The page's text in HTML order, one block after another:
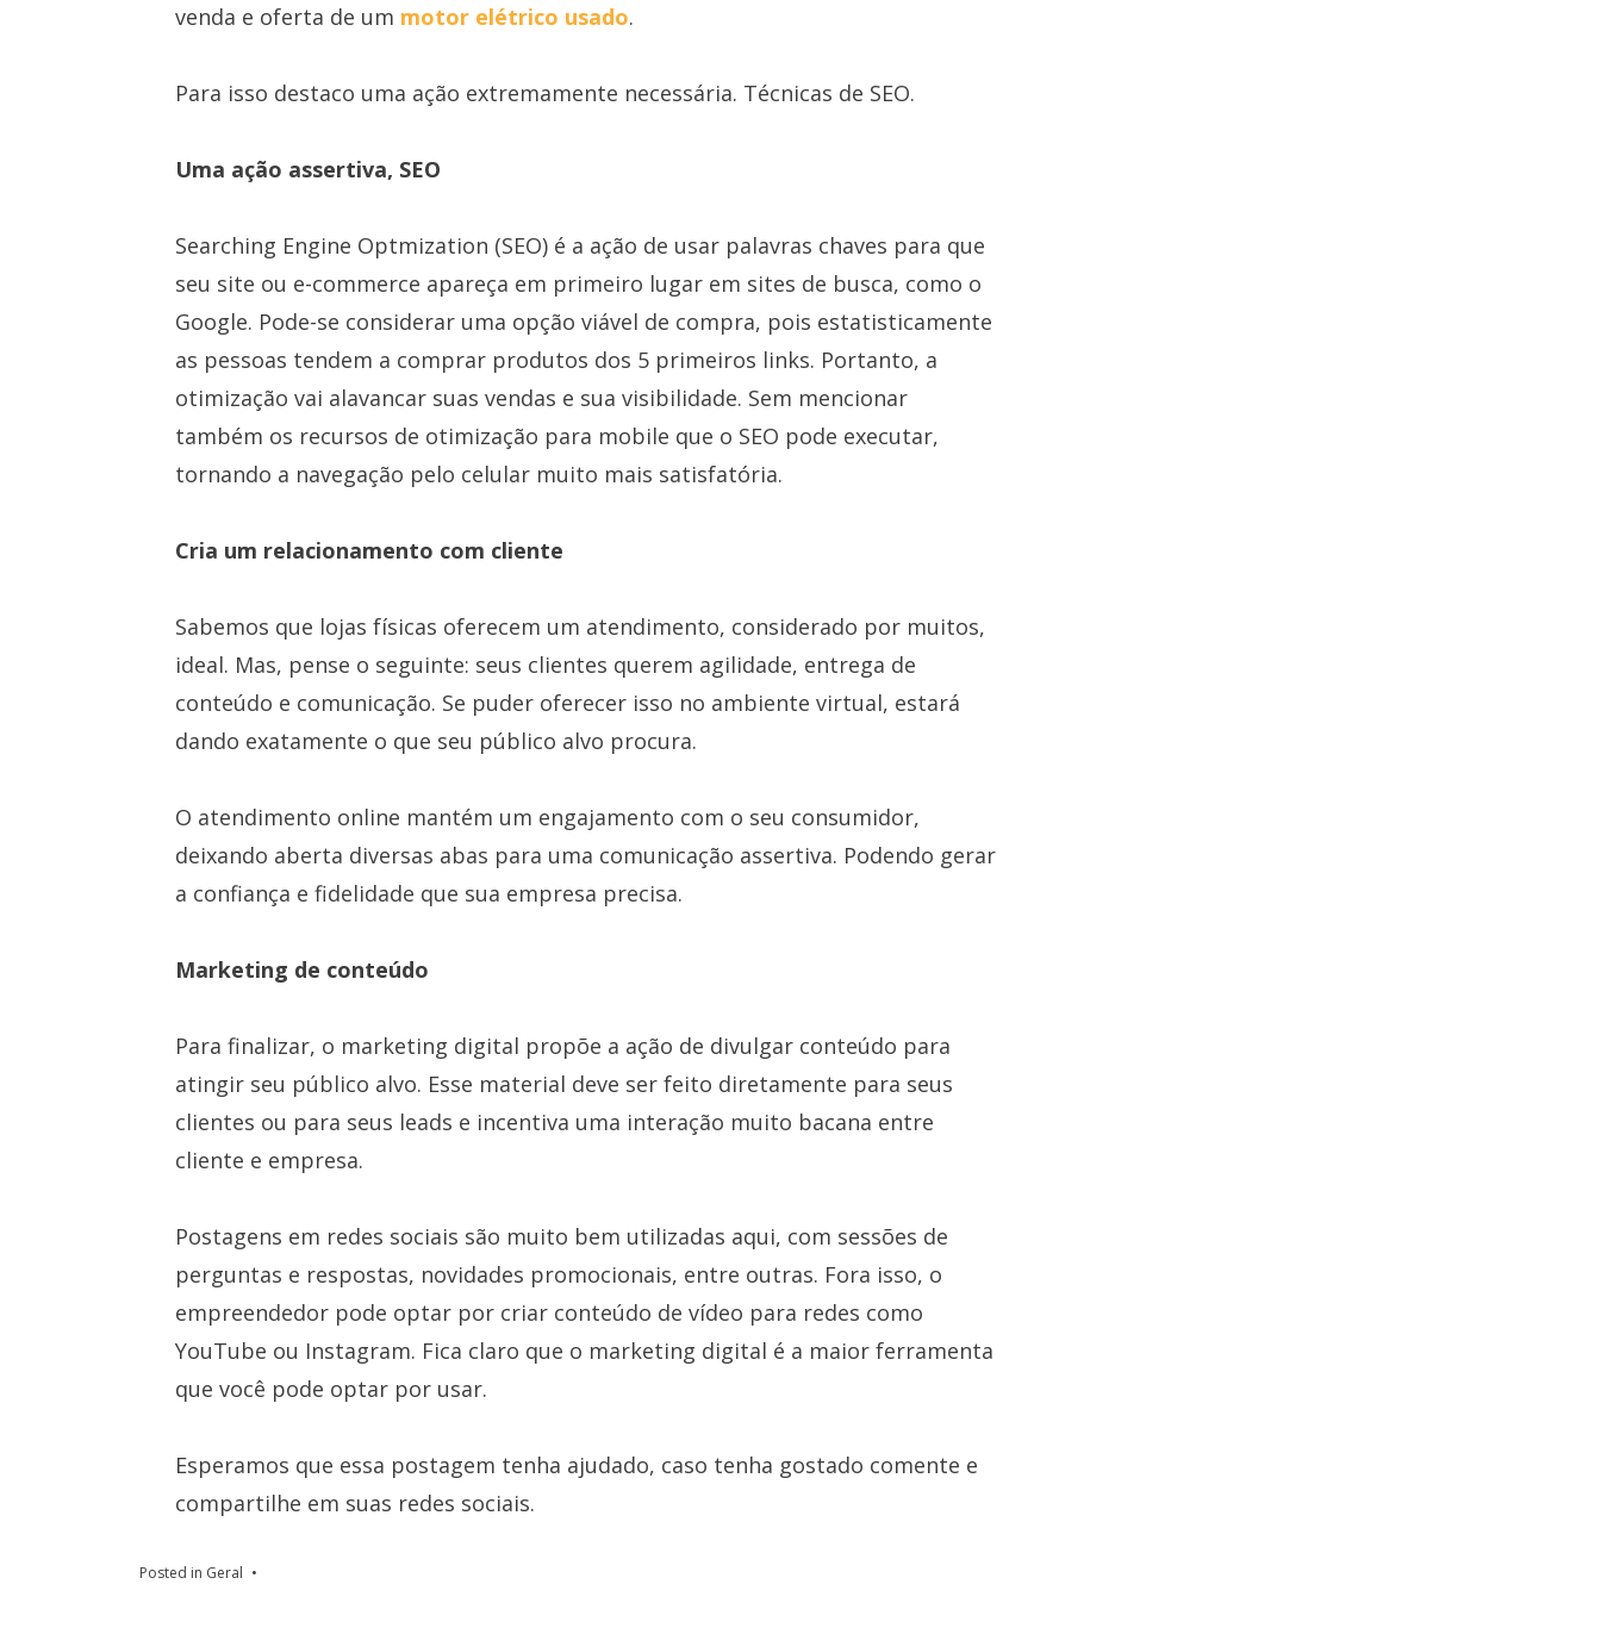
venda e oferta de um motor elétrico usado.
Para isso destaco uma ação extremamente necessária. Técnicas de SEO.
Uma ação assertiva, SEO
Searching Engine Optmization (SEO) é a ação de usar palavras chaves para que
seu site ou e-commerce apareça em primeiro lugar em sites de busca, como o
Google. Pode-se considerar uma opção viável de compra, pois estatisticamente
as pessoas tendem a comprar produtos dos 5 primeiros links. Portanto, a
otimização vai alavancar suas vendas e sua visibilidade. Sem mencionar
também os recursos de otimização para mobile que o SEO pode executar,
tornando a navegação pelo celular muito mais satisfatória.
Cria um relacionamento com cliente
Sabemos que lojas físicas oferecem um atendimento, considerado por muitos,
ideal. Mas, pense o seguinte: seus clientes querem agilidade, entrega de
conteúdo e comunicação. Se puder oferecer isso no ambiente virtual, estará
dando exatamente o que seu público alvo procura.
O atendimento online mantém um engajamento com o seu consumidor,
deixando aberta diversas abas para uma comunicação assertiva. Podendo gerar
a confiança e fidelidade que sua empresa precisa.
Marketing de conteúdo
Para finalizar, o marketing digital propõe a ação de divulgar conteúdo para
atingir seu público alvo. Esse material deve ser feito diretamente para seus
clientes ou para seus leads e incentiva uma interação muito bacana entre
cliente e empresa.
Postagens em redes sociais são muito bem utilizadas aqui, com sessões de
perguntas e respostas, novidades promocionais, entre outras. Fora isso, o
empreendedor pode optar por criar conteúdo de vídeo para redes como
YouTube ou Instagram. Fica claro que o marketing digital é a maior ferramenta
que você pode optar por usar.
Esperamos que essa postagem tenha ajudado, caso tenha gostado comente e
compartilhe em suas redes sociais.
Posted in Geral